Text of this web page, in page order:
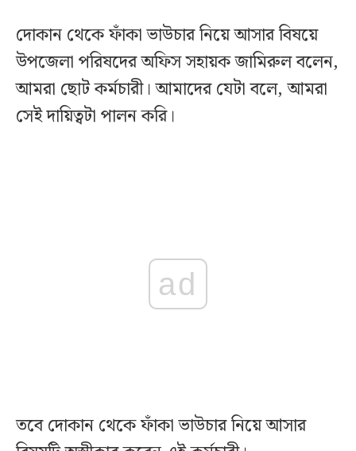
দোকান থেকে ফাঁকা ভাউচার নিয়ে আসার বিষয়ে
উপজেলা পরিষদের অফিস সহায়ক জামিরুল বলেন,
আমরা ছোট কর্মচারী। আমাদের যেটা বলে, আমরা
সেই দায়িত্বটা পালন করি।
ad
তবে দোকান থেকে ফাঁকা ভাউচার নিয়ে আসার